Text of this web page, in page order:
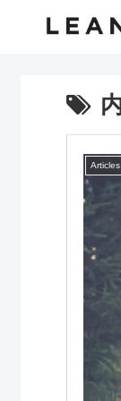
Articles